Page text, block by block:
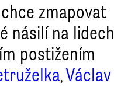
zmapovat
násilí na lidech
postižením
, Václav